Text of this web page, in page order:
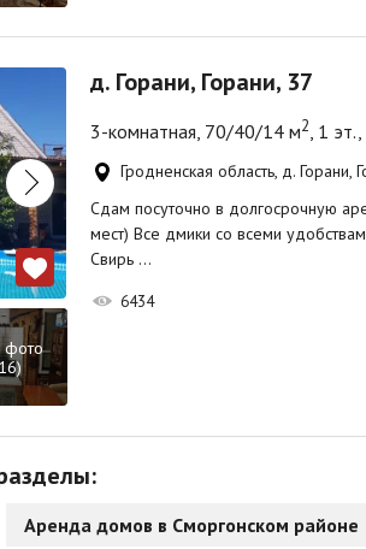
фото
д. Горани, Горани, 37
3-комнатная, 70/40/14 м2, 1
Гродненская область, д. Горани,
Сдам посуточно в долгосрочную
мест) Все дмики со всеми
Свирь …
6434
Аренда домов в Сморгонском районе